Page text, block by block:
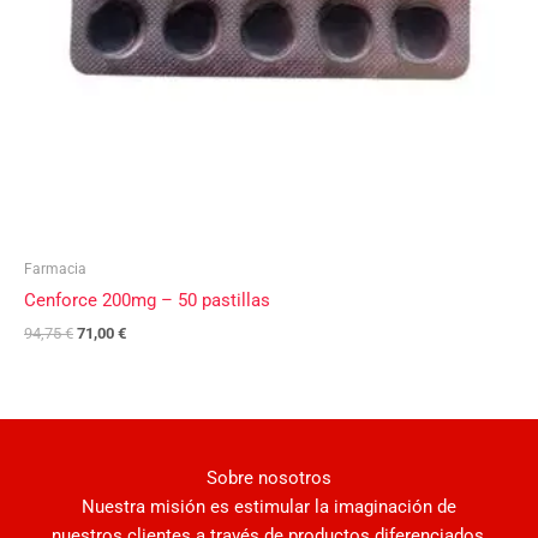
Farmacia
Cenforce 200mg – 50 pastillas
94,75€ 71,00 €
Sobre nosotros
Nuestra misión es estimular la imaginación de